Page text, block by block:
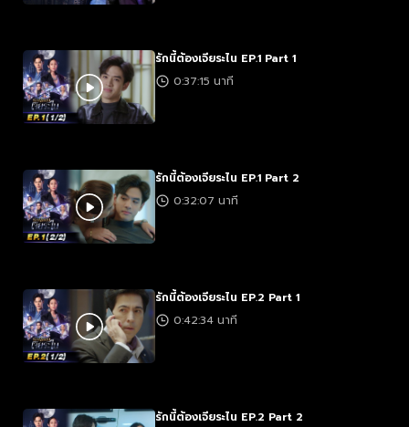
รักนี้ต้องเจียระไน EP.1 Part 1
0:37:15 นาที
รักนี้ต้องเจียระไน EP.1 Part 2
0:32:07 นาที
รักนี้ต้องเจียระไน EP.2 Part 1
0:42:34 นาที
รักนี้ต้องเจียระไน EP.2 Part 2